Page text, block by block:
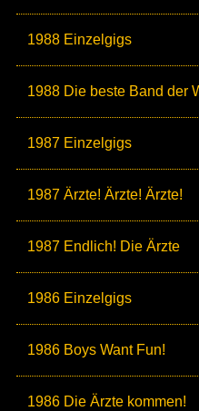
1988 Einzelgigs
1988 Die beste Band der
1987 Einzelgigs
1987 Ärzte! Ärzte! Ärzte!
1987 Endlich! Die Ärzte
1986 Einzelgigs
1986 Boys Want Fun!
1986 Die Ärzte kommen!